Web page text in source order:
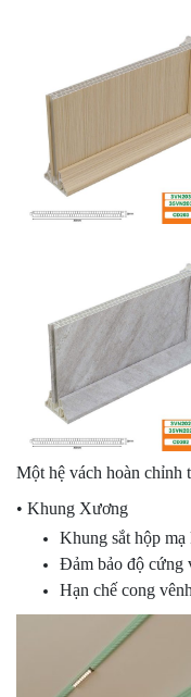
Một hệ vách hoàn chỉnh
• Khung Xương
Khung sắt hộp
Đảm bảo độ cứng
Hạn chế cong